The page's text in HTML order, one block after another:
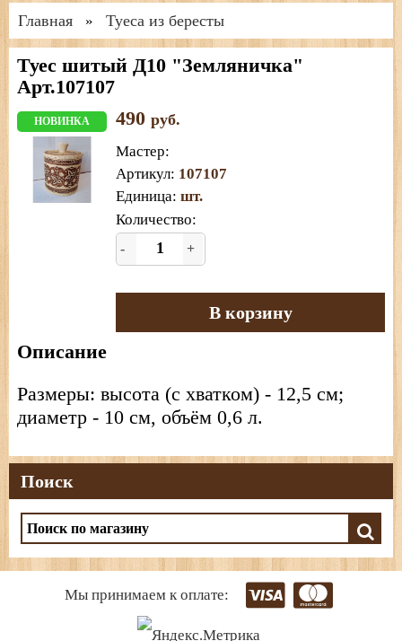
Главная » Туеса из бересты
Туес шитый Д10 "Земляничка"
Арт.107107
НОВИНКА 490 руб.
Мастер:
Артикул: 107107
Единица: шт.
Количество:
- +
В корзину
Описание
Размеры: высота (с хватком) - 12,5 см;
диаметр - 10 см, объём 0,6 л.
Поиск
Мы принимаем к оплате: